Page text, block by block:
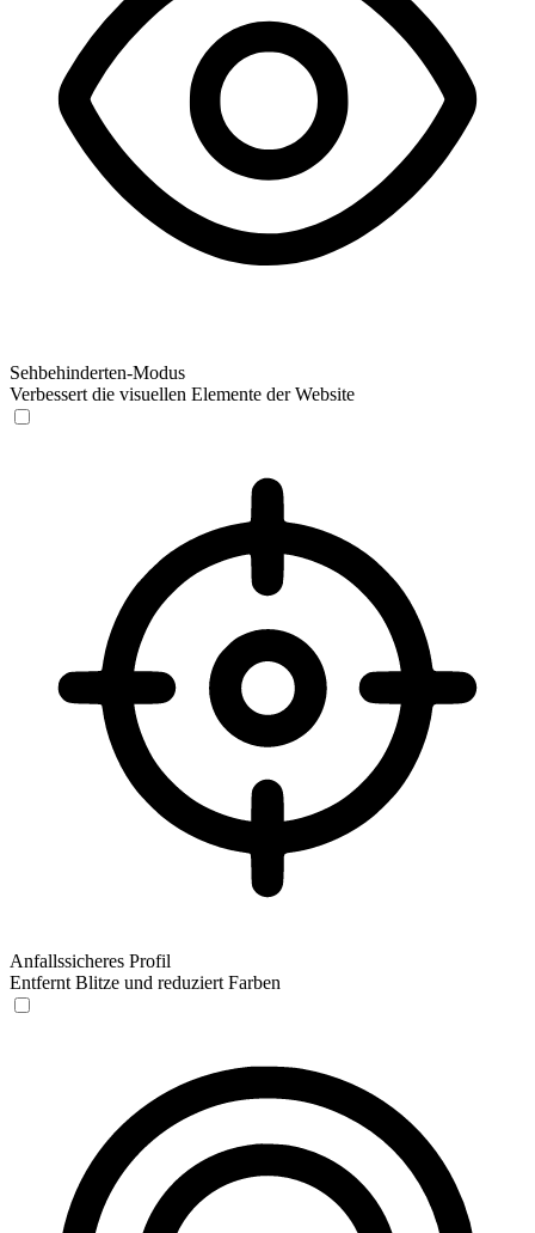
Sehbehinderten-Modus
Verbessert die visuellen Elemente der Website
Anfallssicheres Profil
Entfernt Blitze und reduziert Farben